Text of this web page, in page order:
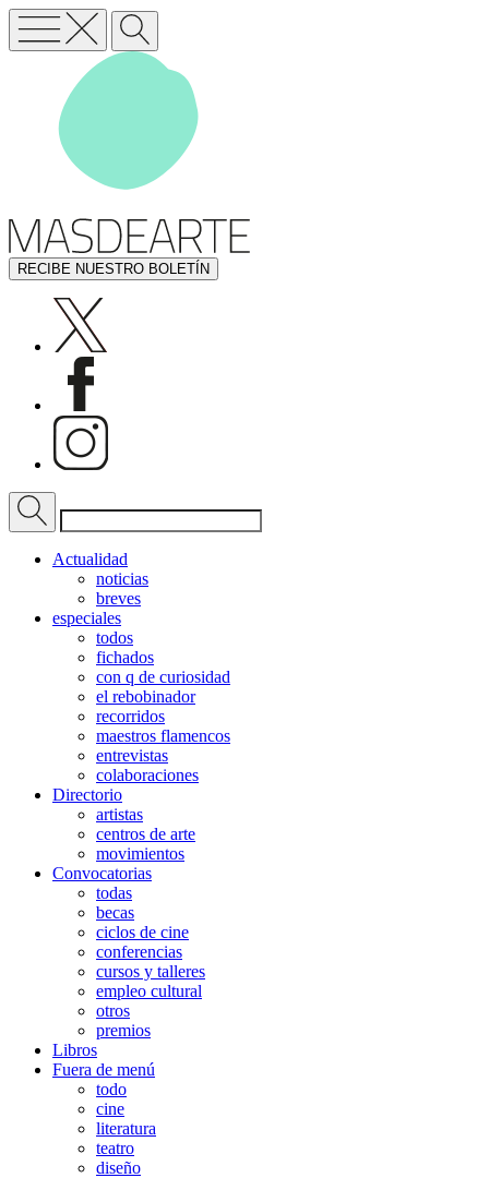
RECIBE NUESTRO BOLETÍN
Actualidad
noticias
breves
especiales
todos
fichados
con q de curiosidad
el rebobinador
recorridos
maestros flamencos
entrevistas
colaboraciones
Directorio
artistas
centros de arte
movimientos
Convocatorias
todas
becas
ciclos de cine
conferencias
cursos y talleres
empleo cultural
otros
premios
Libros
Fuera de menú
todo
cine
literatura
teatro
diseño